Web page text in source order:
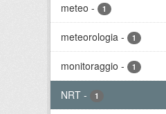
meteo - 1
meteorologia - 1
monitoraggio - 1
NRT - 1